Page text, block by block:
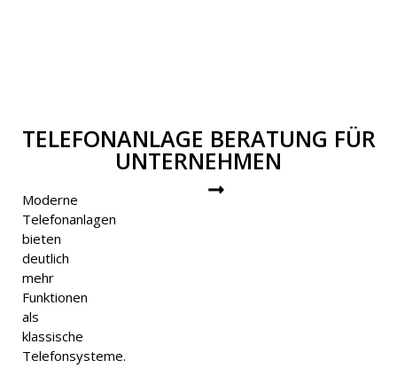
TELEFONANLAGE BERATUNG FÜR
UNTERNEHMEN
Moderne
Telefonanlagen
bieten
deutlich
mehr
Funktionen
als
klassische
Telefonsysteme.